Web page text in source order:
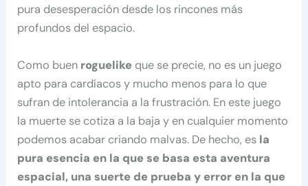
pura desesperación desde los rincones más
profundos del espacio.
Como buen roguelike que se precie, no es un juego
apto para cardíacos y mucho menos para lo que
sufran de intolerancia a la frustración. En este juego
la muerte se cotiza a la baja y en cualquier momento
podemos acabar criando malvas. De hecho, es la
pura esencia en la que se basa esta aventura
espacial, una suerte de prueba y error en la que